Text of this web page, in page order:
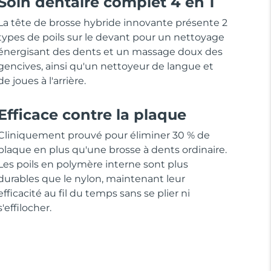
tête de brosse hybride innovante présente 2
de poils sur le devant pour un nettoyage
des dents et un massage doux des
ainsi qu'un nettoyeur de langue et
joues à l'arrière.
contre la plaque
prouvé pour éliminer 30 % de
en plus qu'une brosse à dents ordinaire.
poils en polymère interne sont plus
que le nylon, maintenant leur
au fil du temps sans se plier ni